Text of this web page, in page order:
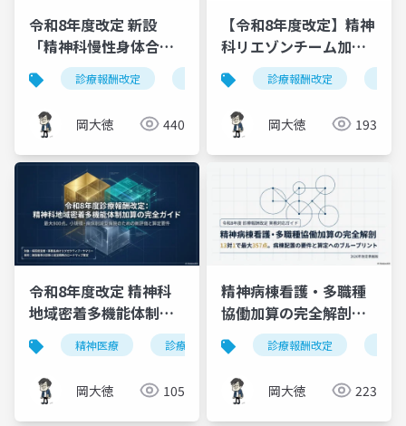
令和8年度改定 新設
「精神科慢性身体合併
症管理加算」700点を図
解
診療報酬改定 精神科慢性身体合併症管理加算
岡大徳 440
【令和8年度改定】精神
科リエゾンチーム加算
の全容｜300点から最大
1,000点へ
診療報酬改定
岡大徳 193
令和8年度改定 精神科
地域密着多機能体制加
算の完全ガイド｜最大
800点
精神医療 診療報酬改定 施設基準
岡大徳 105
精神病棟看護・多職種
協働加算の完全解剖｜
13対1で最大357点
診療報酬改定
岡大徳 223